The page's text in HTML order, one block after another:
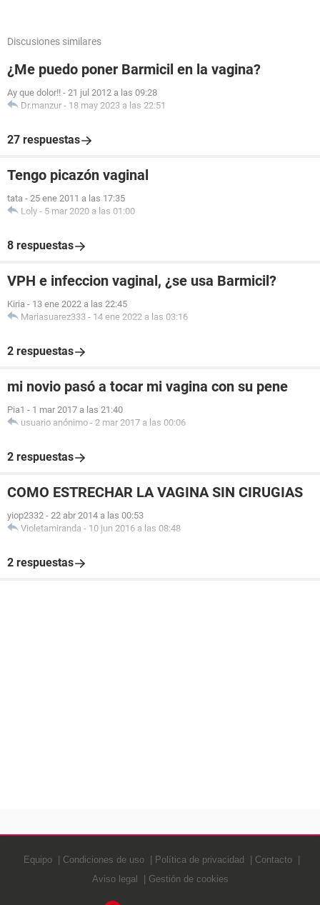
Discusiones similares
¿Me puedo poner Barmicil en la vagina?
Ay que dolor!! - 21 jul 2012 a las 09:28
Dr.manzur - 18 may 2023 a las 22:51
27 respuestas
Tengo picazón vaginal
tata - 25 ene 2011 a las 17:35
Loly - 5 mar 2020 a las 01:00
8 respuestas
VPH e infeccion vaginal, ¿se usa Barmicil?
Kiria - 13 ene 2022 a las 22:45
Mariasuarez333 - 14 ene 2022 a las 03:16
2 respuestas
mi novio pasó a tocar mi vagina con su pene
Pia1 - 1 mar 2017 a las 21:40
usuario anónimo - 2 mar 2017 a las 00:06
2 respuestas
COMO ESTRECHAR LA VAGINA SIN CIRUGIAS
yiop2332 - 22 abr 2014 a las 00:53
Violetamiranda - 10 jun 2016 a las 08:48
2 respuestas
Equipo Condiciones de uso Política de privacidad
Contacto
Aviso legal
Gestión de cookies